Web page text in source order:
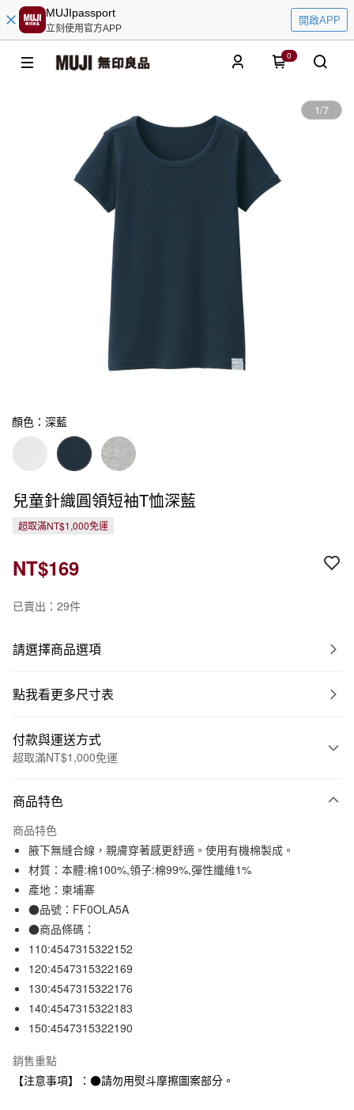
MUJIpassport
立刻使用官方APP
開啟APP
0
1/7
顏色：深藍
兒童針織圓領短袖T恤深藍
超取滿NT$1,000免運
NT$169
已賣出：29件
請選擇商品選項
點我看更多尺寸表
付款與運送方式
超取滿NT$1,000免運
信用卡一次付款
信用卡分期付款
3 期 0 利率 每期NT$56
合作金庫商業銀行
華南商業銀行
上海商業儲蓄銀行
臺灣中小企業銀行
匯豐（台灣）商業銀行
聯邦商業銀行
元大商業銀行
玉山商業銀行
台灣樂天信用卡公司
超商取貨付款
LINE Pay
Apple Pay
街口支付
悠遊付
全家取貨付款
商品特色
商品特色
腋下無縫合線，親膚穿著感更舒適。使用有機棉製成。
材質：本體:棉100%,領子:棉99%,彈性纖維1%
產地：柬埔寨
●品號：FF0OLA5A
●商品條碼：
110:4547315322152
120:4547315322169
130:4547315322176
140:4547315322183
150:4547315322190
銷售重點
【注意事項】：●請勿用熨斗摩擦圖案部分。